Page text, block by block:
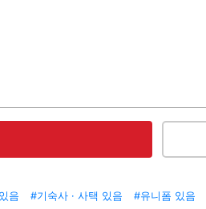
음 #기숙사 · 사택 있음 #유니폼 있음